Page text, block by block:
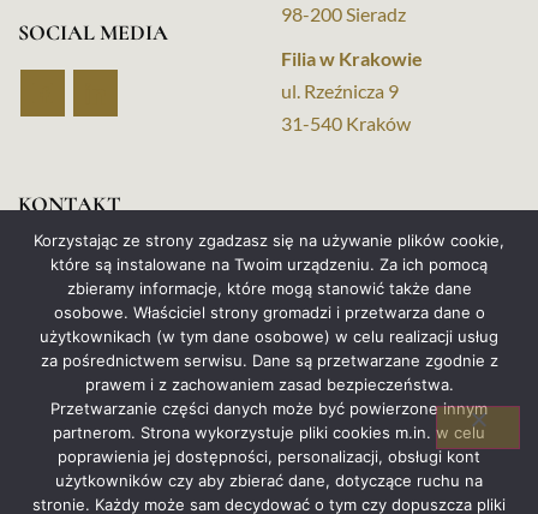
SOCIAL MEDIA
98-200 Sieradz
Filia w Krakowie
ul. Rzeźnicza 9
31-540 Kraków
KONTAKT
+48 517 653 046
+48 880 962 424
kancelaria@vindigo.com.pl
adam.pietrak@vindigo.com.pl
analiza.kredytu@vindigo.com.pl
Korzystając ze strony zgadzasz się na używanie plików cookie,
które są instalowane na Twoim urządzeniu. Za ich pomocą
zbieramy informacje, które mogą stanowić także dane
osobowe. Właściciel strony gromadzi i przetwarza dane o
użytkownikach (w tym dane osobowe) w celu realizacji usług
za pośrednictwem serwisu. Dane są przetwarzane zgodnie z
prawem i z zachowaniem zasad bezpieczeństwa.
Przetwarzanie części danych może być powierzone innym
partnerom. Strona wykorzystuje pliki cookies m.in. w celu
poprawienia jej dostępności, personalizacji, obsługi kont
użytkowników czy aby zbierać dane, dotyczące ruchu na
stronie. Każdy może sam decydować o tym czy dopuszcza pliki